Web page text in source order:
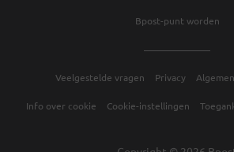
Veelgestelde vragen Privacy
Info over cookie Cookie-instellingen
Bpost-punt worden